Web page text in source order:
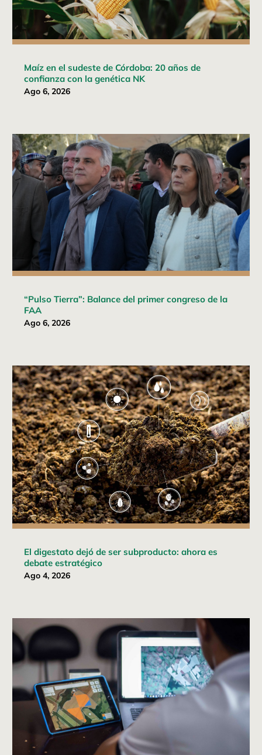
Maíz en el sudeste de Córdoba: 20 años de
confianza con la genética NK
Ago 6, 2026
“Pulso Tierra”: Balance del primer congreso de la
FAA
Ago 6, 2026
El digestato dejó de ser subproducto: ahora es
debate estratégico
Ago 4, 2026